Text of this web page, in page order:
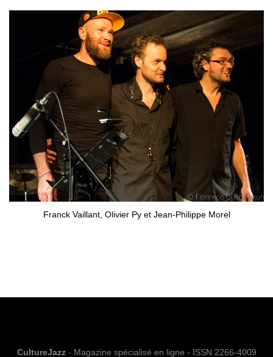
Franck Vaillant, Olivier Py et Jean-Philippe Morel
CultureJazz- Magazine spécialisé en ligne - ISSN 2266-4009